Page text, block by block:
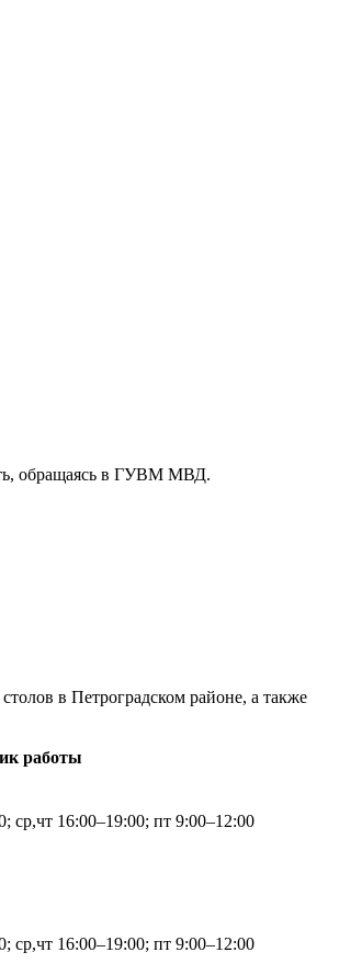
обращаясь в ГУВМ МВД.
в Петроградском районе, а также
работы
ср,чт 16:00–19:00; пт 9:00–12:00
ср,чт 16:00–19:00; пт 9:00–12:00